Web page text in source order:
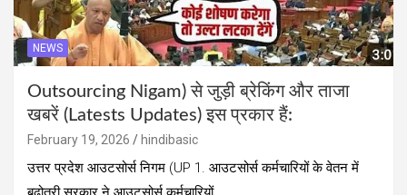
NEWS
Outsourcing Nigam) से जुड़ी ब्रेकिंग और ताजा
खबरें (Latests Updates) इस प्रकार हैं:
February 19, 2026 hindibasic
उत्तर प्रदेश आउटसोर्स निगम (UP 1. आउटसोर्स कर्मचारियों के वेतन में